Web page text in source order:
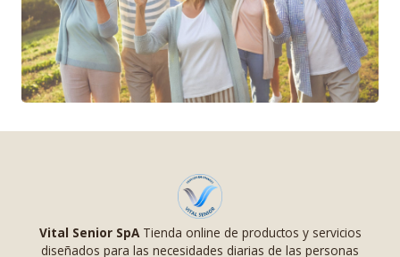
Vital Senior SpATienda online de productos y servicios
diseñados para las necesidades diarias de las personas